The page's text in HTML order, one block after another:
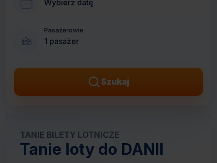
TANIE BILETY LOTNICZE
Tanie loty do DANII
Wybierz datę
Pasażerowie
1 pasażer
Szukaj